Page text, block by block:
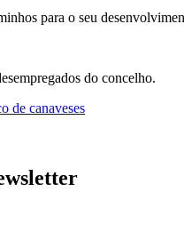
para o seu
do concelho.
de canaveses